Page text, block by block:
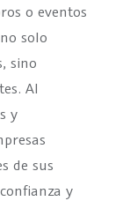
o eventos
solo
sino
Al
y
de sus
y